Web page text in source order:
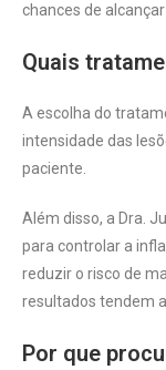
chances de
Quais
A escolha do
intensidade das
paciente.
Além disso, a Dra.
para controlar a
reduzir o risco de
resultados tendem
Por que